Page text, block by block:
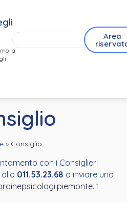
la
Area
» Consiglio
con i Consiglieri
011.53.23.68 o inviare una